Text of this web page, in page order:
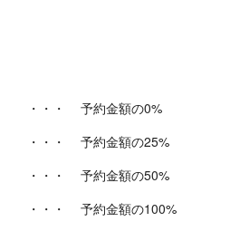
・・・
予約金額の0%
・・・
予約金額の25%
・・・
予約金額の50%
・・・ 予約金額の100%